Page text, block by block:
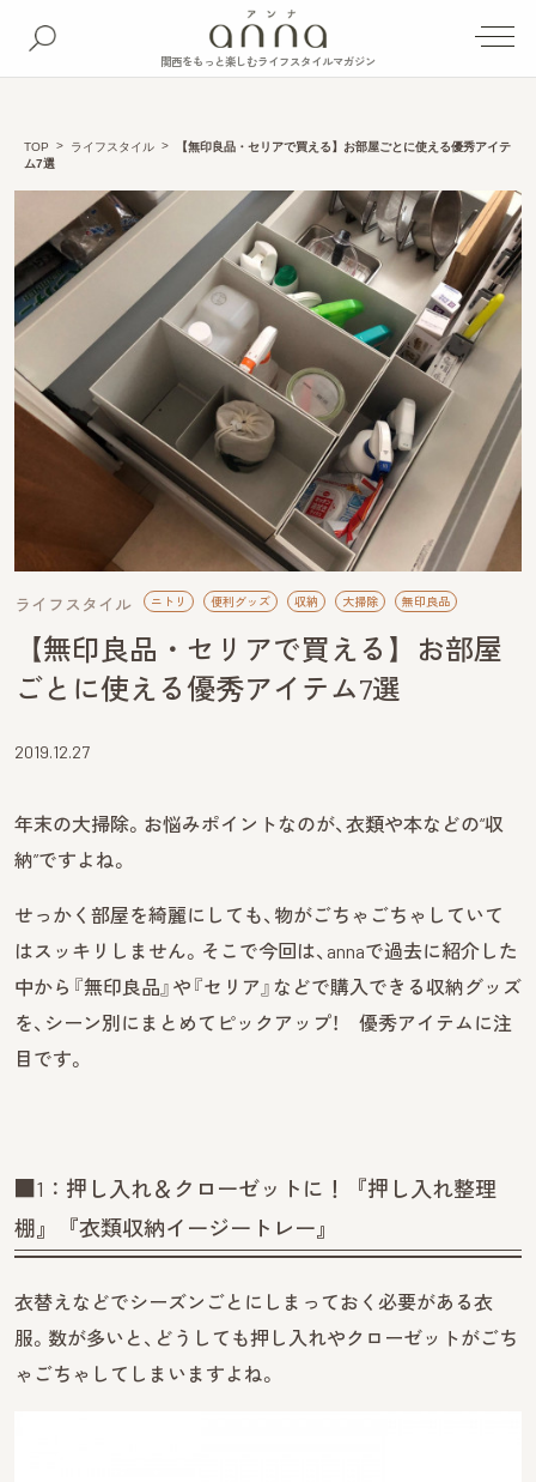
関西をもっと楽しむライフスタイルマガジン
TOP ライフスタイル
【無印良品・セリアで買える】お部屋ごとに使える優秀アイテ
ム7選
ライフスタイル ニトリ 便利グッズ 収納 大掃除 無印良品
【無印良品・セリアで買える】お部屋
ごとに使える優秀アイテム7選
2019.12.27
年末の大掃除。お悩みポイントなのが、衣類や本などの“収
納”ですよね。
せっかく部屋を綺麗にしても、物がごちゃごちゃしていて
はスッキリしません。そこで今回は、annaで過去に紹介した
中から『無印良品』や『セリア』などで購入できる収納グッズ
を、シーン別にまとめてピックアップ！ 優秀アイテムに注
目です。
■1：押し入れ＆クローゼットに！『押し入れ整理
棚』『衣類収納イージートレー』
衣替えなどでシーズンごとにしまっておく必要がある衣
服。数が多いと、どうしても押し入れやクローゼットがごち
ゃごちゃしてしまいますよね。